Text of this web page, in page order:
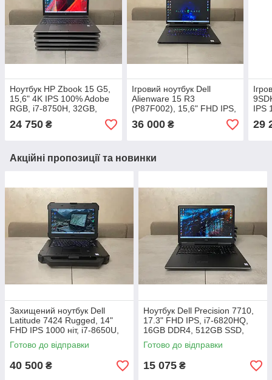
Ноутбук HP Zbook 15 G5,
15,6" 4K IPS 100% Adobe
RGB, i7-8750H, 32GB,
512GB SSD, Nvidia P2000
4GB
24 750 ₴
Ігровий ноутбук Dell
Alienware 15 R3
(P87F002), 15,6" FHD IPS,
i7-10750H, 16GB, 512GB,
nVidia GeForce RTX 2070
36 000₴
IPS
29
Акційні пропозиції та новинки
Захищений ноутбук Dell
Latitude 7424 Rugged, 14"
FHD IPS 1000 ніт, i7-8650U,
16GB, 1TB SSD, AMD Radeon
RX 540 4GB, стилус, 4G LTE
Готово до відправки
40 500 ₴
Ноутбук Dell Precision 7710,
17.3" FHD IPS, i7-6820HQ,
16GB DDR4, 512GB SSD,
AMD Radeon R9 M375X 2GB
GDDR5
Готово до відправки
15 075 ₴